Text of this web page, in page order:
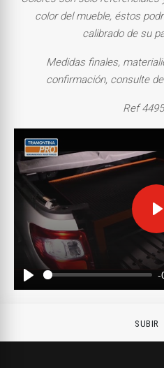
color del mueble, éstos
calibrado de su
Medidas finales,
confirmación, consulte
Ref
Play
-
SUBIR